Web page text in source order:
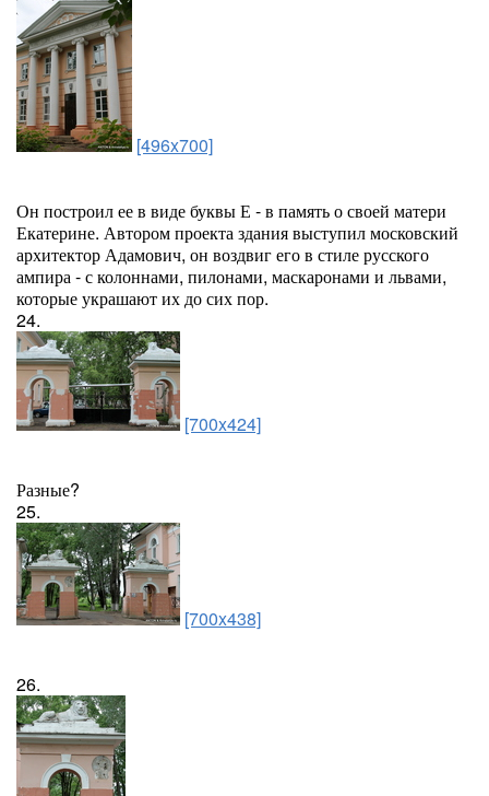
[496x700]
Он построил ее в виде буквы Е - в память о своей матери
Екатерине. Автором проекта здания выступил московский
архитектор Адамович, он воздвиг его в стиле русского
ампира - с колоннами, пилонами, маскаронами и львами,
которые украшают их до сих пор.
24.
[700x424]
Разные?
25.
[700x438]
26.